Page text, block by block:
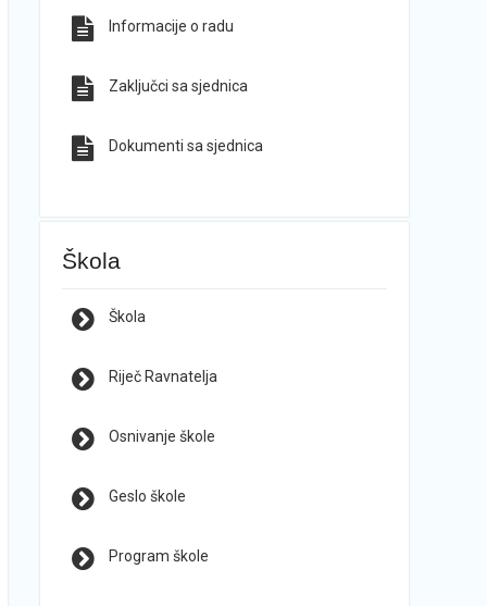
Informacije o radu
Zaključci sa sjednica
Dokumenti sa sjednica
Škola
Škola
Riječ Ravnatelja
Osnivanje škole
Geslo škole
Program škole